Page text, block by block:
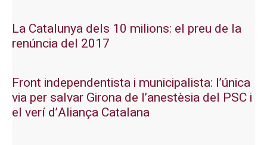
La Catalunya dels 10 milions: el preu de la
renúncia del 2017
Front independentista i municipalista: l’única
via per salvar Girona de l’anestèsia del PSC i
el verí d’Aliança Catalana